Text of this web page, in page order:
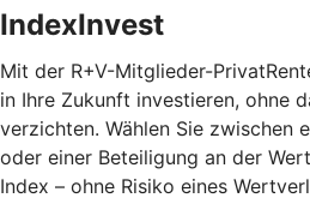
IndexInvest
Mit der R+V-Mitglieder-
in Ihre Zukunft investieren, ohne
verzichten. Wählen Sie zwischen
oder einer Beteiligung an der
Index – ohne Risiko eines